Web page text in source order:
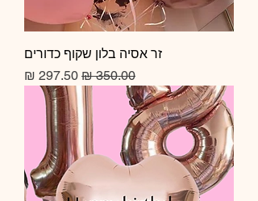
זר אסיה בלון שקוף כדורים
מחיר רגיל מחיר מבצע